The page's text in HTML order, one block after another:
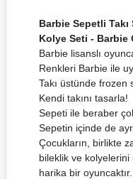
Barbie Sepetli
Kolye Seti - Barbie
Barbie lisanslı
Renkleri Barbie ile
Takı üstünde frozen
Kendi takını tasarla!
Sepeti ile beraber
Sepetin içinde de
Çocukların, birlikte
bileklik ve kolyelerini
harika bir oyuncaktır.